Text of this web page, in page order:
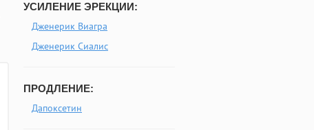
УСИЛЕНИЕ ЭРЕКЦИИ:
Дженерик Виагра
Дженерик Сиалис
ПРОДЛЕНИЕ:
Дапоксетин